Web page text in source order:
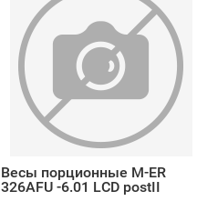
Весы порционные M-ER
326AFU -6.01 LCD postII